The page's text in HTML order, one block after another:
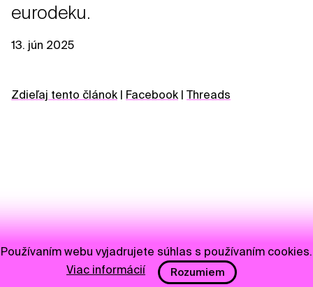
eurodeku.
13. jún 2025
Zdieľaj tento článok Facebook Threads
Používaním webu vyjadrujete súhlas s používaním cookies.
Viac informácií
Rozumiem